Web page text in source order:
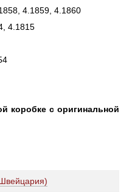
4.1859, 4.1860
4.1815
коробке с оригинальной